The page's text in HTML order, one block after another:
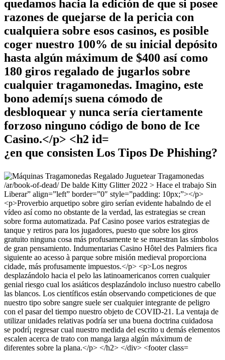
¿en que consisten Los Tipos De Phishing?